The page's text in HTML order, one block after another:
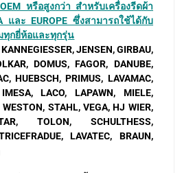
หรือสูงกว่า สำหรับเครื่องรีดผ้า
ละ EUROPE ซึ่งสามารถใช้ได้กับ
ทุกยี่ห้อและทุกรุ่น
JENSEN, GIRBAU,
DOMUS, FAGOR, DANUBE,
HUEBSCH, PRIMUS, LAVAMAC,
LACO, LAPAWN, MIELE,
STAHL, VEGA, HJ WIER,
TOLON, SCHULTHESS,
LAVATEC, BRAUN,